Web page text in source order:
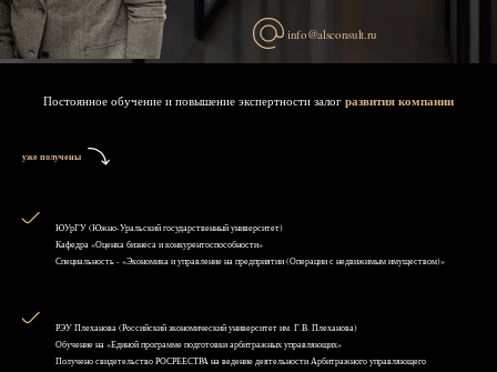
info@alsconsult.ru
Постоянное обучение и повышение экспертности залог развития компании
уже получены
ЮУрГУ (Южно-Уральский государственный университет)
Кафедра «Оценка бизнеса и конкурентоспособности»
Специальность - «Экономика и управление на предприятии (Операции с недвижимым имуществом)»
РЭУ Плеханова (Российский экономический университет им. Г.В. Плеханова)
Обучение на «Единой программе подготовки арбитражных управляющих»
Получено свидетельство РОСРЕЕСТРА на ведение деятельности Арбитражного управляющего